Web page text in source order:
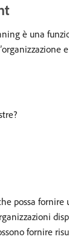
è una
possa
fornire